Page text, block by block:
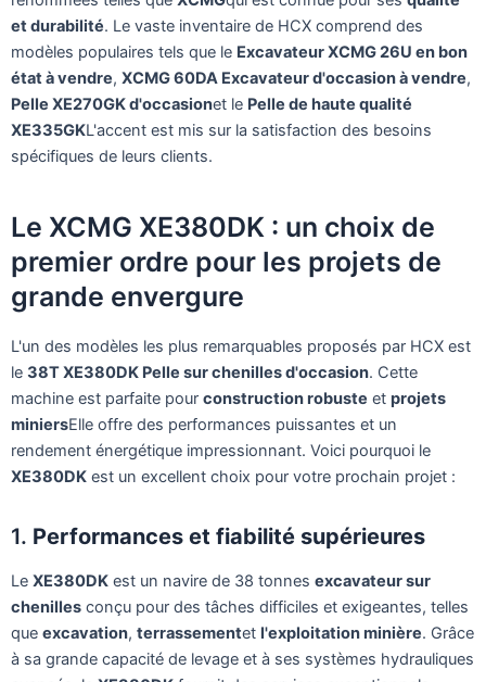
et durabilité. Le vaste inventaire de HCX comprend des
modèles populaires tels que le Excavateur XCMG 26U en bon
état à vendre, XCMG 60DA Excavateur d'occasion à vendre,
Pelle XE270GK d'occasionet le Pelle de haute qualité
XE335GKL'accent est mis sur la satisfaction des besoins
spécifiques de leurs clients.
Le XCMG XE380DK : un choix de
premier ordre pour les projets de
grande envergure
L'un des modèles les plus remarquables proposés par HCX est
le 38T XE380DK Pelle sur chenilles d'occasion. Cette
machine est parfaite pour construction robuste et projets
miniersElle offre des performances puissantes et un
rendement énergétique impressionnant. Voici pourquoi le
XE380DK est un excellent choix pour votre prochain projet :
1. Performances et fiabilité supérieures
Le XE380DK est un navire de 38 tonnes excavateur sur
chenilles conçu pour des tâches difficiles et exigeantes, telles
que excavation, terrassementet l'exploitation minière. Grâce
à sa grande capacité de levage et à ses systèmes hydrauliques